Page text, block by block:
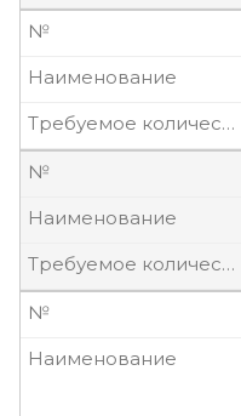
№
Наименование
Требуемое количество, шт
№
Наименование
Требуемое количество, шт
№
Наименование